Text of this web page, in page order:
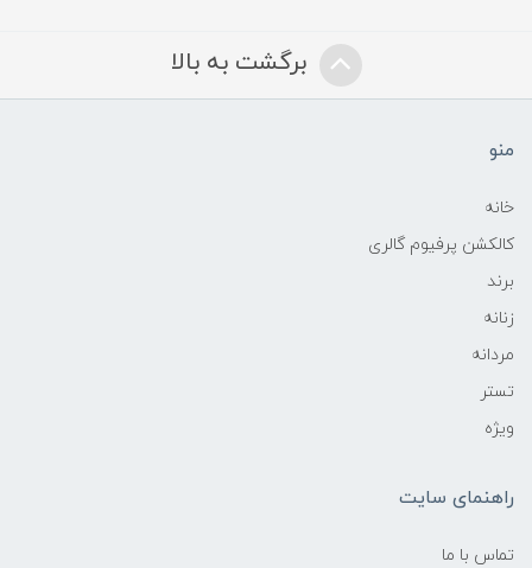
برگشت به بالا
منو
خانه
کالکشن پرفیوم گالری
برند
زنانه
مردانه
تستر
ویژه
راهنمای سایت
تماس با ما